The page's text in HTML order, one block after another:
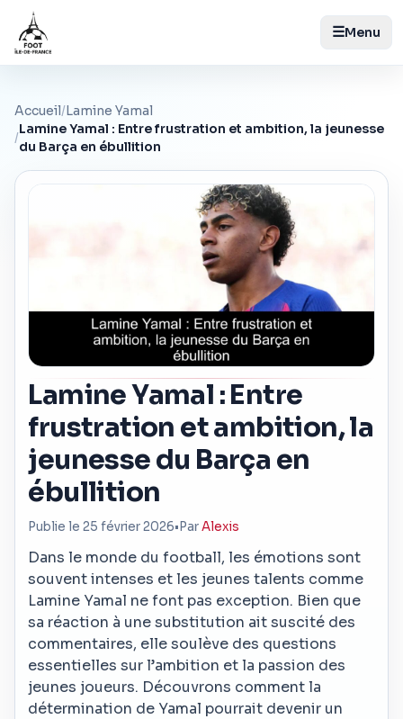
☰Menu
Accueil/Lamine Yamal
/
Lamine Yamal : Entre frustration et ambition, la jeunesse
du Barça en ébullition
Lamine Yamal : Entre
frustration et ambition, la
jeunesse du Barça en
ébullition
Publie le 25 février 2026• ParAlexis
Dans le monde du football, les émotions sont
souvent intenses et les jeunes talents comme
Lamine Yamal ne font pas exception. Bien que
sa réaction à une substitution ait suscité des
commentaires, elle soulève des questions
essentielles sur l’ambition et la passion des
jeunes joueurs. Découvrons comment la
détermination de Yamal pourrait devenir un